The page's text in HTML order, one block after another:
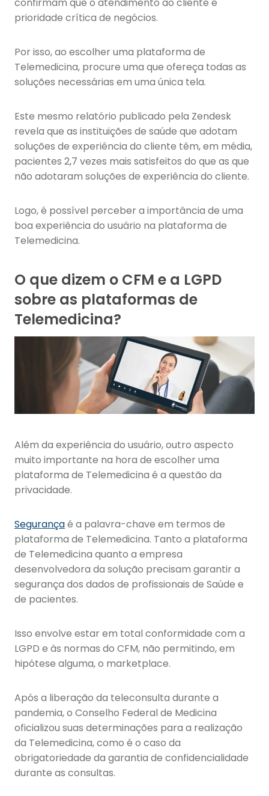
prioridade crítica de negócios.
Por isso, ao escolher uma plataforma de
Telemedicina, procure uma que ofereça todas as
soluções necessárias em uma única tela.
Este mesmo relatório publicado pela Zendesk
revela que as instituições de saúde que adotam
soluções de experiência do cliente têm, em média,
pacientes 2,7 vezes mais satisfeitos do que as que
não adotaram soluções de experiência do cliente.
Logo, é possível perceber a importância de uma
boa experiência do usuário na plataforma de
Telemedicina.
O que dizem o CFM e a LGPD
sobre as plataformas de
Telemedicina?
Além da experiência do usuário, outro aspecto
muito importante na hora de escolher uma
plataforma de Telemedicina é a questão da
privacidade.
Segurançaé a palavra-chave em termos de
plataforma de Telemedicina. Tanto a plataforma
de Telemedicina quanto a empresa
desenvolvedora da solução precisam garantir a
segurança dos dados de profissionais de Saúde e
de pacientes.
Isso envolve estar em total conformidade com a
LGPD e às normas do CFM, não permitindo, em
hipótese alguma, o marketplace.
Após a liberação da teleconsulta durante a
pandemia, o Conselho Federal de Medicina
oficializou suas determinações para a realização
da Telemedicina, como é o caso da
obrigatoriedade da garantia de confidencialidade
durante as consultas.